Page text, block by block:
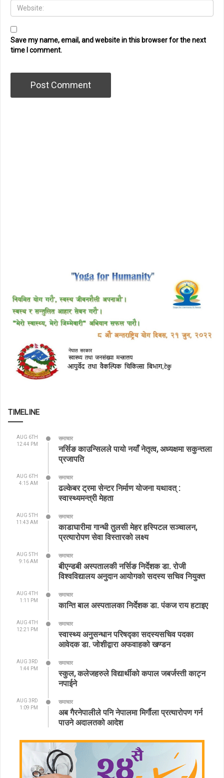
Save my name, email, and website in this browser for the next
time I comment.
TIMELINE
AUG 6TH
12:44 PM
समाचार
नर्सिङ काउन्सिलले पायो नयाँ नेतृत्व, अध्यक्षमा सकुन्तला
प्रजापति
AUG 6TH
4:15 AM
समाचार
ढल्केबर ट्रमा सेन्टर निर्माण योजना यथावत् :
स्वास्थ्यमन्त्री मेहता
AUG 5TH
11:43 AM
समाचार
काडाघारीमा गान्धी तुलसी मेहर हस्पिटल सञ्चालन,
प्रत्यारोपण सेवा विस्तारको लक्ष्य
AUG 5TH
9:16 AM
समाचार
बीएन्डबी अस्पतालकी नर्सिङ निर्देशक डा. रोजी
विश्वविद्यालय अनुदान आयोगको सदस्य सचिव नियुक्त
AUG 4TH
1:11 PM
समाचार
कान्ति बाल अस्पतालका निर्देशक डा. पंकज राय हटाइए
AUG 4TH
12:21 PM
समाचार
स्वास्थ्य अनुसन्धान परिषद्का सदस्यसचिव पदका
आवेदक डा. जोशीद्वारा अफवाहको खण्डन
AUG 3RD
1:44 PM
समाचार
स्कुल, कलेजहरुले विद्यार्थीको कपाल जबर्जस्ती काट्न
नपाईने
AUG 3RD
1:09 PM
समाचार
अब गैरनेपालीले पनि नेपालमा मिर्गौला प्रत्यारोपण गर्न
पाउने अदालतको आदेश